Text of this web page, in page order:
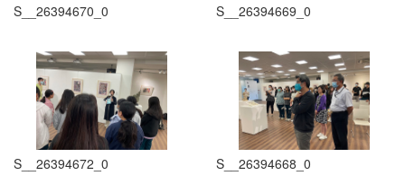
S__26394670_0 S__26394669_0
S__26394672_0 S__26394668_0